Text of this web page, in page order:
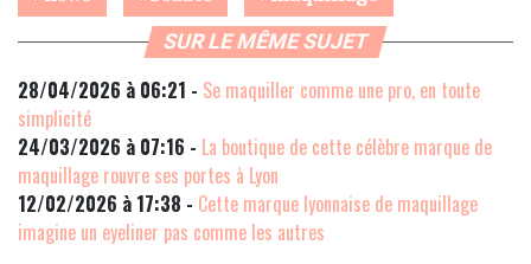
SUR LE MÊME SUJET
28/04/2026 à 06:21 - Se maquiller comme une pro, en toute
simplicité
24/03/2026 à 07:16 - La boutique de cette célèbre marque de
maquillage rouvre ses portes à Lyon
12/02/2026 à 17:38 - Cette marque lyonnaise de maquillage
imagine un eyeliner pas comme les autres